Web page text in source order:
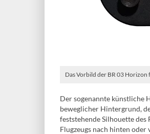
Das Vorbild der BR 03 Horizon
Der sogenannte künstliche
beweglicher Hintergrund,
feststehende Silhouette
Flugzeugs nach hinten